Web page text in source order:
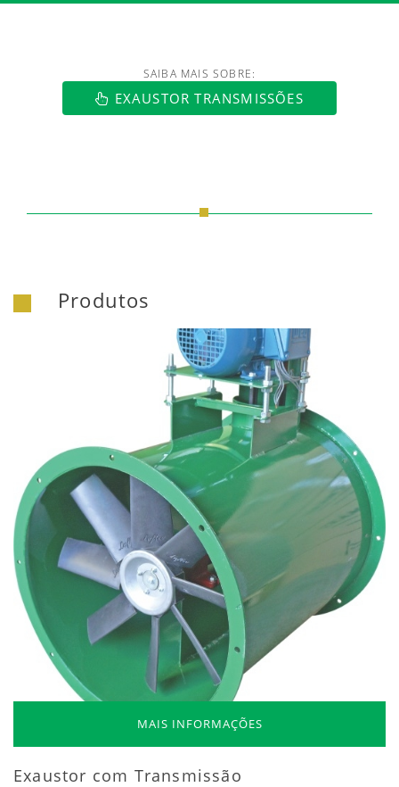
SAIBA MAIS SOBRE:
EXAUSTOR TRANSMISSÕES
Produtos
MAIS INFORMAÇÕES
Exaustor com Transmissão